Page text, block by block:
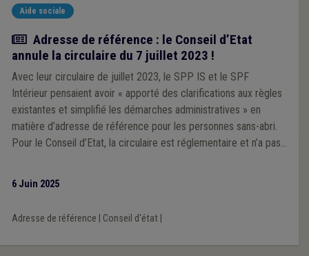
Aide sociale
Actualité
Adresse de référence : le Conseil d’Etat
annule la circulaire du 7 juillet 2023 !
Avec leur circulaire de juillet 2023, le SPP IS et le SPF
Intérieur pensaient avoir « apporté des clarifications aux règles
existantes et simplifié les démarches administratives » en
matière d’adresse de référence pour les personnes sans-abri.
Pour le Conseil d’Etat, la circulaire est réglementaire et n’a pas
6 Juin 2025
Adresse de référence Conseil d'état|